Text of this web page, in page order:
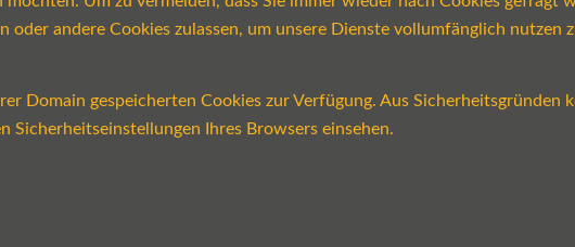
oder andere Cookies zulassen, um unsere Dienste vollumfänglich nutzen
Domain gespeicherten Cookies zur Verfügung. Aus Sicherheitsgründen
Sicherheitseinstellungen Ihres Browsers einsehen.